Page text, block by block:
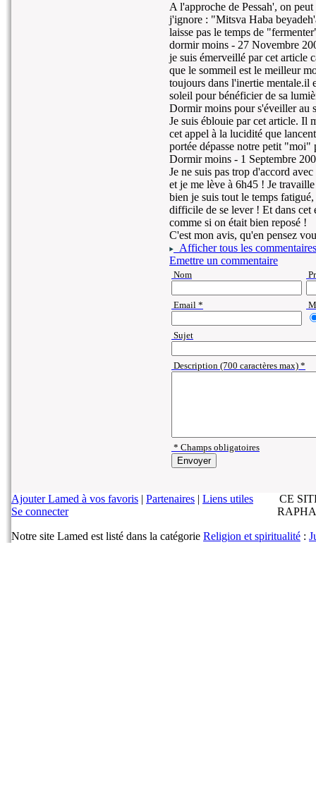
A l'approche de Pessah', on
j'ignore : "Mitsva Haba
laisse pas le temps de
dormir moins - 27 Novembre
je suis émerveillé par cet article
que le sommeil est le meilleur
toujours dans l'inertie mentale.il
soleil pour bénéficier de sa
Dormir moins pour s'éveiller au
Je suis éblouie par cet article. Il
cet appel à la lucidité que
portée dépasse notre petit
Dormir moins - 1 Septembre
Je ne suis pas trop d'accord
et je me lève à 6h45 ! Je
bien je suis tout le temps
difficile de se lever ! Et dans cet
comme si on était bien reposé !
C'est mon avis, qu'en pensez
Afficher tous les commentaires
Emettre un commentaire
Nom
Email *
Sujet
Description (700 caractères max) *
* Champs obligatoires
Ajouter Lamed à vos favoris | Partenaires | Liens utiles
Se connecter
CE
Notre site Lamed est listé dans la catégorie Religion et spiritualité :